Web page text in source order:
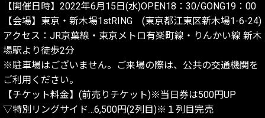
【開催日時】2022年6月15日(水)OPEN18：30/GONG19：00
【会場】東京・新木場1stRING (東京都江東区新木場1-6-24)
アクセス：JR京葉線・東京メトロ有楽町線・りんかい線 新木
場駅より徒歩2分
※駐車場はございません。ご来場の際は、公共の交通機関を
ご利用ください。
【チケット料金】(前売りチケット)※当日券は500円UP
▽特別リングサイド…6,500円(2列目)※１列目完売